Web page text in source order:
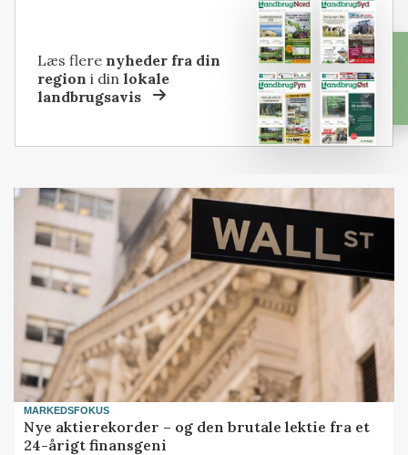
Læs flere nyheder fra din
region i dinlokale
landbrugsavis
MARKEDSFOKUS
Nye aktierekorder – og den brutale lektie fra et
24-årigt finansgeni